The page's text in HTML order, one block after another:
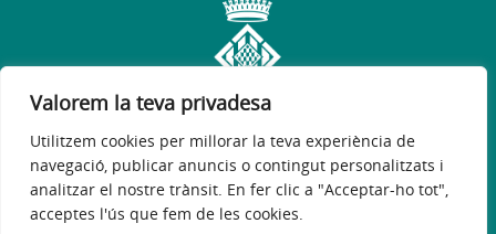
Valorem la teva privadesa
Utilitzem cookies per millorar la teva experiència de
navegació, publicar anuncis o contingut personalitzats i
analitzar el nostre trànsit. En fer clic a "Acceptar-ho tot",
acceptes l'ús que fem de les cookies.
Avís legal Política de privacitat